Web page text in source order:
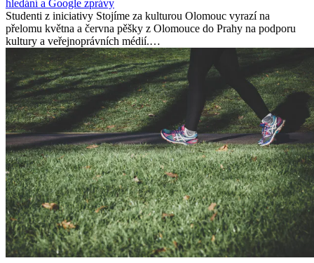
hledání a Google zprávy
Studenti z iniciativy Stojíme za kulturou Olomouc vyrazí na
přelomu května a června pěšky z Olomouce do Prahy na podporu
kultury a veřejnoprávních médií.…